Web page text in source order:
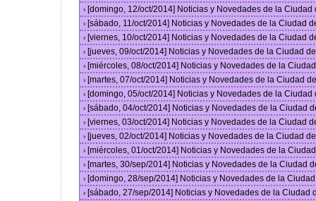
› [domingo, 12/oct/2014] Noticias y Novedades de la
› [sábado, 11/oct/2014] Noticias y Novedades de la Ciudad
› [viernes, 10/oct/2014] Noticias y Novedades de la Ciudad
› [jueves, 09/oct/2014] Noticias y Novedades de la Ciudad
› [miércoles, 08/oct/2014] Noticias y Novedades de la
› [martes, 07/oct/2014] Noticias y Novedades de la Ciudad
› [domingo, 05/oct/2014] Noticias y Novedades de la
› [sábado, 04/oct/2014] Noticias y Novedades de la Ciudad
› [viernes, 03/oct/2014] Noticias y Novedades de la Ciudad
› [jueves, 02/oct/2014] Noticias y Novedades de la Ciudad
› [miércoles, 01/oct/2014] Noticias y Novedades de la
› [martes, 30/sep/2014] Noticias y Novedades de la Ciudad
› [domingo, 28/sep/2014] Noticias y Novedades de la
› [sábado, 27/sep/2014] Noticias y Novedades de la Ciudad